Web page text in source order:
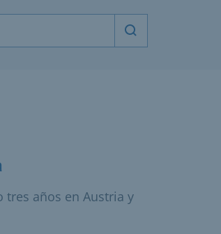
Iniciar búsqueda
tres años en Austria y